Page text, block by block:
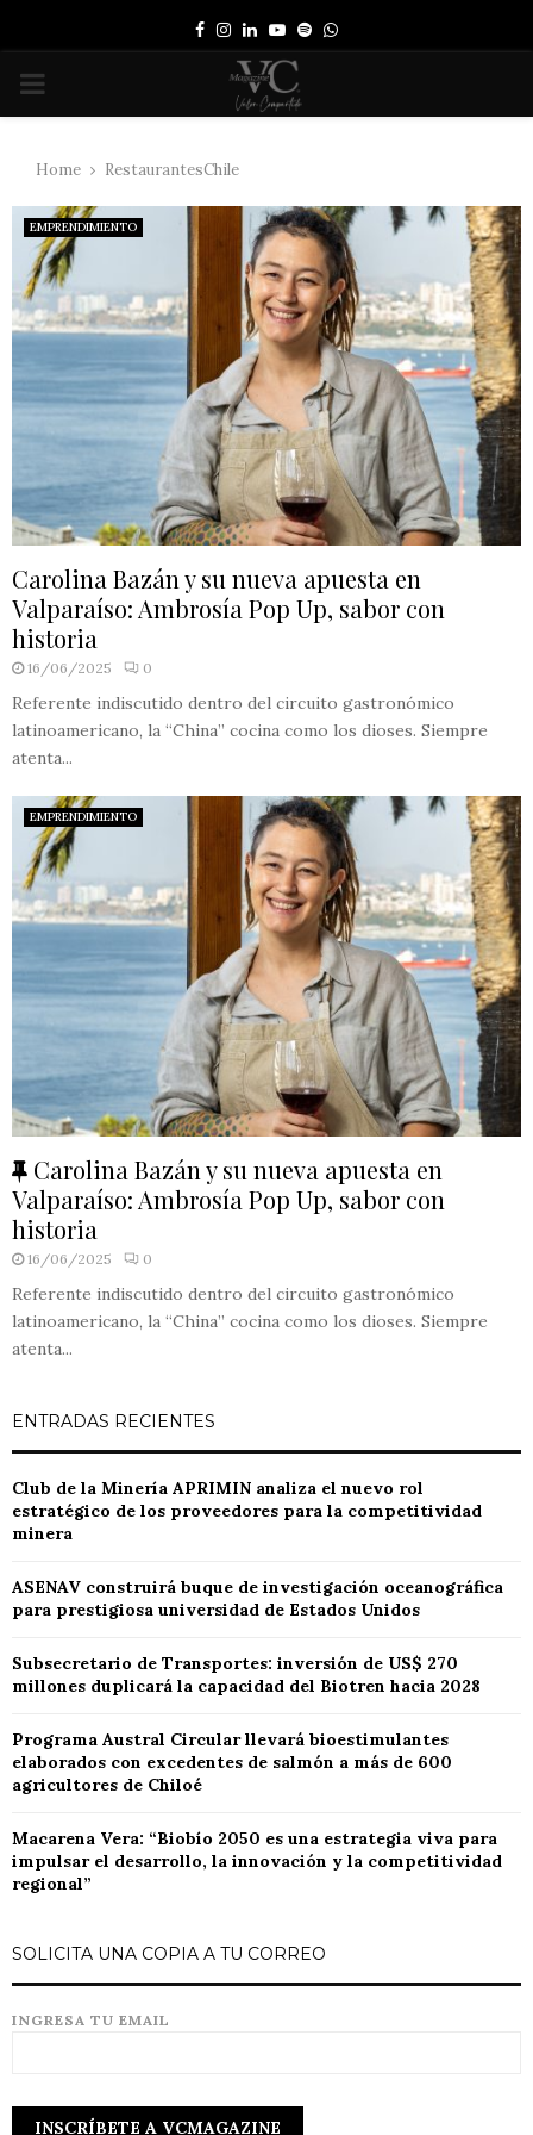
Facebook
Instagram
LinkedinYoutube
SpotifyWhatsapp
PRIMARY
Home RestaurantesChile
EMPRENDIMIENTO
Carolina Bazán y su nueva apuesta en
Valparaíso: Ambrosía Pop Up, sabor con
historia
16/06/2025 0
Referente indiscutido dentro del circuito gastronómico
latinoamericano, la “China” cocina como los dioses. Siempre
atenta...
EMPRENDIMIENTO
F
e
a
t
u
r
e
Carolina Bazán y su nueva apuesta en
Valparaíso: Ambrosía Pop Up, sabor con
historia
16/06/2025 0
Referente indiscutido dentro del circuito gastronómico
latinoamericano, la “China” cocina como los dioses. Siempre
atenta...
ENTRADAS RECIENTES
Club de la Minería APRIMIN analiza el nuevo rol
estratégico de los proveedores para la competitividad
minera
ASENAV construirá buque de investigación oceanográfica
para prestigiosa universidad de Estados Unidos
Subsecretario de Transportes: inversión de US$ 270
millones duplicará la capacidad del Biotren hacia 2028
Programa Austral Circular llevará bioestimulantes
elaborados con excedentes de salmón a más de 600
agricultores de Chiloé
Macarena Vera: “Biobío 2050 es una estrategia viva para
impulsar el desarrollo, la innovación y la competitividad
regional”
SOLICITA UNA COPIA A TU CORREO
INGRESA TU EMAIL